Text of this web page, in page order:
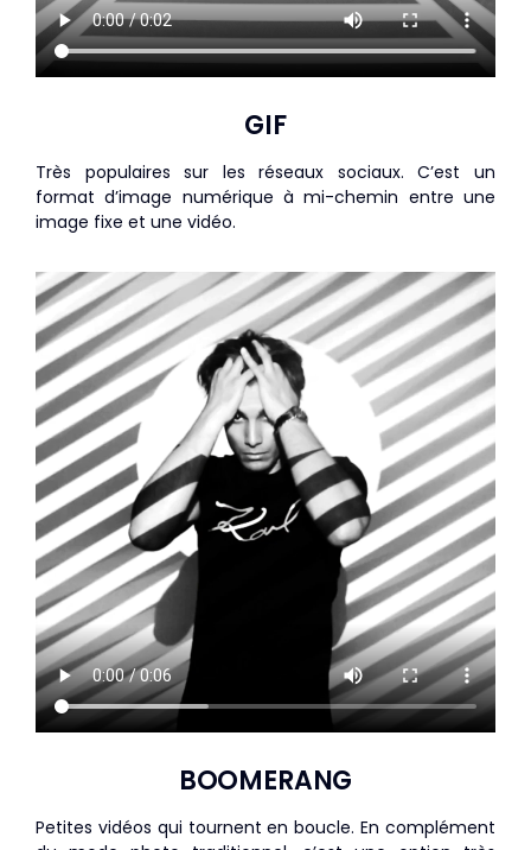
GIF
Très populaires sur les réseaux sociaux. C’est un
format d’image numérique à mi-chemin entre une
image fixe et une vidéo.
BOOMERANG
Petites vidéos qui tournent en boucle. En complément